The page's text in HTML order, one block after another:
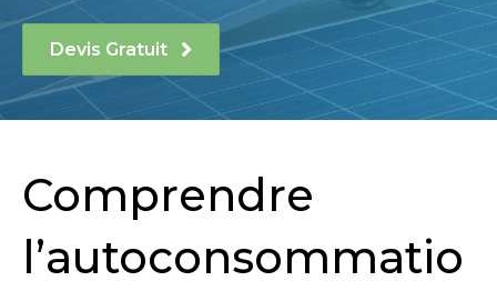
Devis Gratuit
Comprendre
l’autoconsommatio